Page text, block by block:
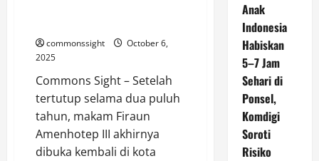
commonssight
October 6,
2025
Commons Sight – Setelah
tertutup selama dua puluh
tahun, makam Firaun
Amenhotep III akhirnya
dibuka kembali di kota
Anak
Indonesia
Habiskan
5–7 Jam
Sehari di
Ponsel,
Komdigi
Soroti
Risiko